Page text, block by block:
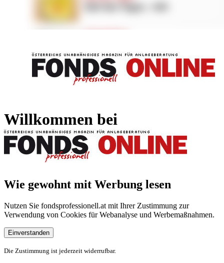
Willkommen bei
Wie gewohnt mit Werbung lesen
Nutzen Sie fondsprofessionell.at mit Ihrer Zustimmung zur
Verwendung von Cookies für Webanalyse und Werbemaßnahmen.
Einverstanden
Die Zustimmung ist jederzeit widerrufbar.